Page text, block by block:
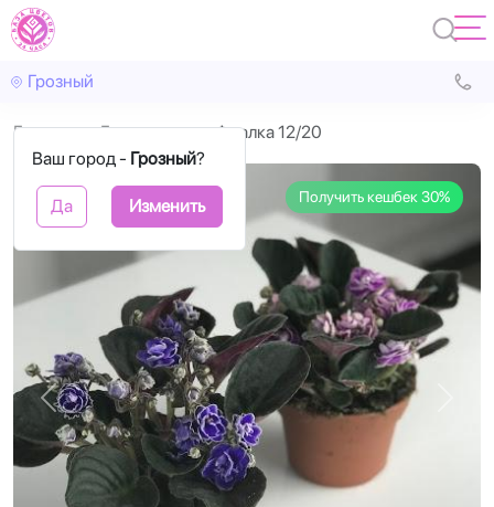
Грозный
Ваш город - Грозный?
Да Изменить
Главная Горшечные Фиалка 12/20
Получить кешбек 30%
Назад